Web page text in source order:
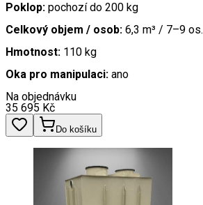
Poklop: pochozí do 200 kg
Celkový objem / osob: 6,3 m³ / 7–9 os.
Hmotnost: 110 kg
Oka pro manipulaci: ano
Na objednávku
35 695 Kč
Do košíku